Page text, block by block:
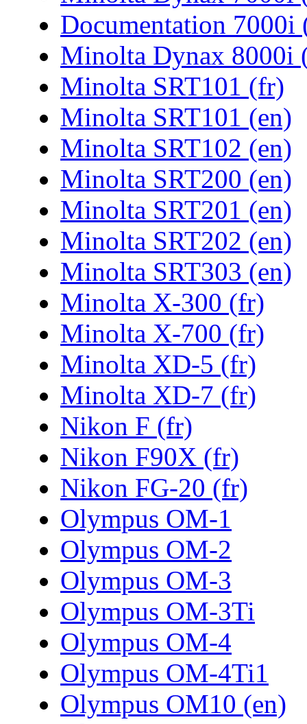
Documentation 7000i
Minolta Dynax 8000i
Minolta SRT101 (fr)
Minolta SRT101 (en)
Minolta SRT102 (en)
Minolta SRT200 (en)
Minolta SRT201 (en)
Minolta SRT202 (en)
Minolta SRT303 (en)
Minolta X-300 (fr)
Minolta X-700 (fr)
Minolta XD-5 (fr)
Minolta XD-7 (fr)
Nikon F (fr)
Nikon F90X (fr)
Nikon FG-20 (fr)
Olympus OM-1
Olympus OM-2
Olympus OM-3
Olympus OM-3Ti
Olympus OM-4
Olympus OM-4Ti1
Olympus OM10 (en)